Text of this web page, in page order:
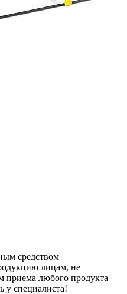
средством
лицам, не
приема любого продукта
у специалиста!